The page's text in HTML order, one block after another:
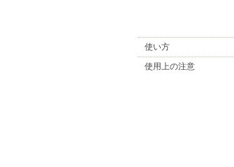
使い方
使用上の注意